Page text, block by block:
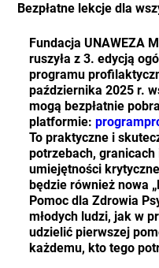
Bezpłatne lekcje dla
Fundacja UNAWEZA
ruszyła z 3. edycją
programu
października 2025 r.
mogą bezpłatnie
platformie:
To praktyczne i
potrzebach,
umiejętności
będzie również nowa
Pomoc dla Zdrowia
młodych ludzi, jak w
udzielić pierwszej
każdemu, kto tego